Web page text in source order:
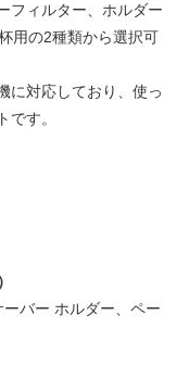
フィルター、ホルダー
用の2種類から選択可
に対応しており、使っ
です。
バー ホルダー、ペー